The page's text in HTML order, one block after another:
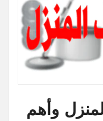
وأهم